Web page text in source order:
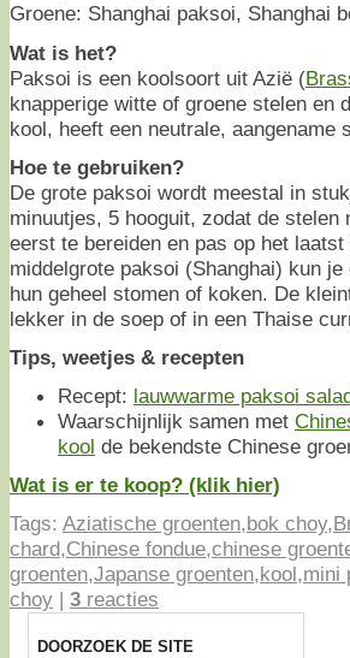
Groene: Shanghai paksoi, Shanghai
Wat is het?
Paksoi is een koolsoort uit Azië (
knapperige witte of groene stelen en
kool, heeft een neutrale, aangename
Hoe te gebruiken?
De grote paksoi wordt meestal in
minuutjes, 5 hooguit, zodat de
eerst te bereiden en pas op het
middelgrote paksoi (Shanghai) kun
hun geheel stomen of koken. De
lekker in de soep of in een Thaise
Tips, weetjes & recepten
Recept: lauwwarme paksoi
Waarschijnlijk samen met
kool de bekendste Chinese
Wat is er te koop? (klik hier)
Tags: Aziatische groenten,bok choy,
chard,Chinese fondue,chinese
groenten,Japanse groenten,kool,mini
choy | 3 reacties
DOORZOEK DE SITE